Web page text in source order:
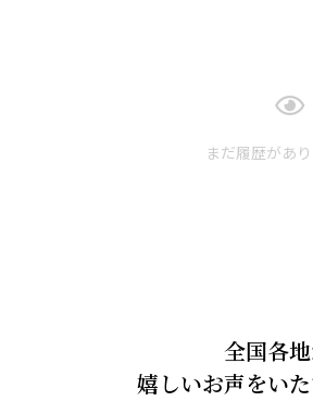
まだ履歴があり
全国各
嬉しいお声をい